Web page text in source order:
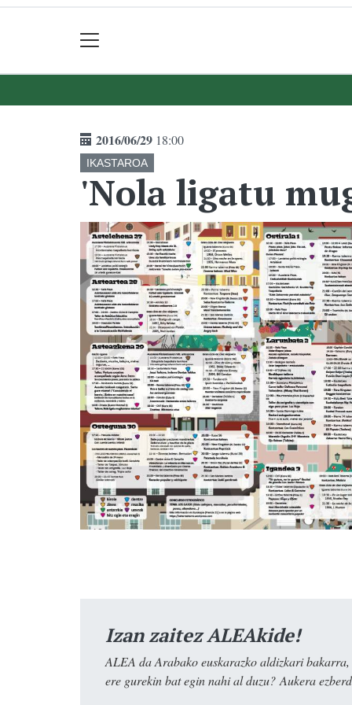
2016/06/29 18:00
IKASTAROA
'Nola ligatu
Izan zaitez ALEAkide!
ALEA da Arabako euskarazko aldizkari
ere gurekin bat egin nahi al duzu? Aukera